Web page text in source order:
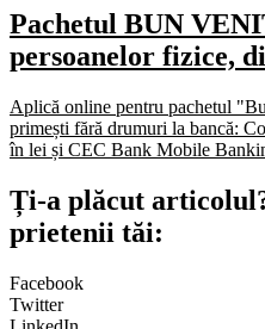
Pachetul BUN
persoanelor fizice,
Aplică online pentru pachetul
primești fără drumuri la bancă:
în lei și CEC Bank Mobile
Ți-a plăcut
prietenii tăi:
Facebook
Twitter